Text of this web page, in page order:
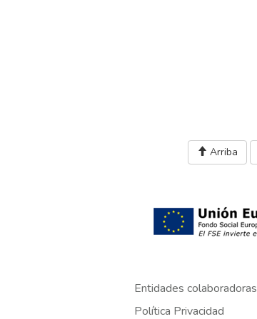
Arriba
Entidades colaboradoras
Política Privacidad